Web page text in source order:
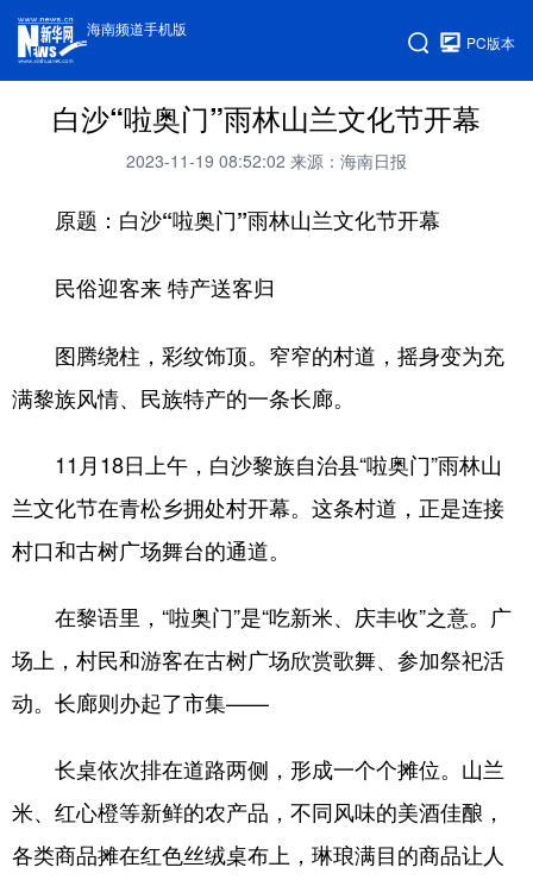
海南频道手机版
PC版本
白沙“啦奥门”雨林山兰文化节开幕
2023-11-19 08:52:02 来源：海南日报
原题：白沙“啦奥门”雨林山兰文化节开幕
民俗迎客来 特产送客归
图腾绕柱，彩纹饰顶。窄窄的村道，摇身变为充
满黎族风情、民族特产的一条长廊。
11月18日上午，白沙黎族自治县“啦奥门”雨林山
兰文化节在青松乡拥处村开幕。这条村道，正是连接
村口和古树广场舞台的通道。
在黎语里，“啦奥门”是“吃新米、庆丰收”之意。广
场上，村民和游客在古树广场欣赏歌舞、参加祭祀活
动。长廊则办起了市集——
长桌依次排在道路两侧，形成一个个摊位。山兰
米、红心橙等新鲜的农产品，不同风味的美酒佳酿，
各类商品摊在红色丝绒桌布上，琳琅满目的商品让人